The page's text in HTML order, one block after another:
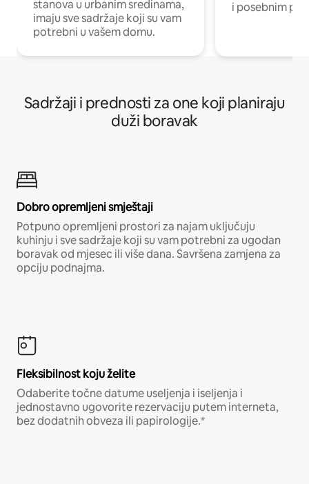
stanova u urbanim sredinama,
imaju sve sadržaje koji su vam
potrebni u vašem domu.
i posebnim
Sadržaji i prednosti za one koji planiraju
duži boravak
Dobro opremljeni smještaji
Potpuno opremljeni prostori za najam uključuju
kuhinju i sve sadržaje koji su vam potrebni za ugodan
boravak od mjesec ili više dana. Savršena zamjena za
opciju podnajma.
Fleksibilnost koju želite
Odaberite točne datume useljenja i iseljenja i
jednostavno ugovorite rezervaciju putem interneta,
bez dodatnih obveza ili papirologije.*